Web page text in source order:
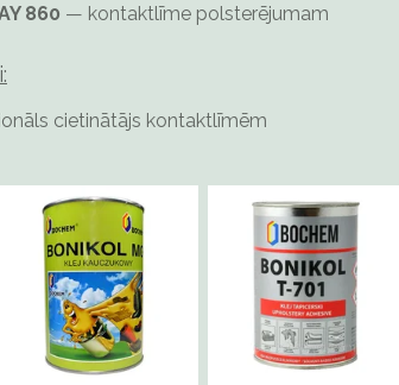
860 — kontaktlīme polsterējumam
cietinātājs kontaktlīmēm